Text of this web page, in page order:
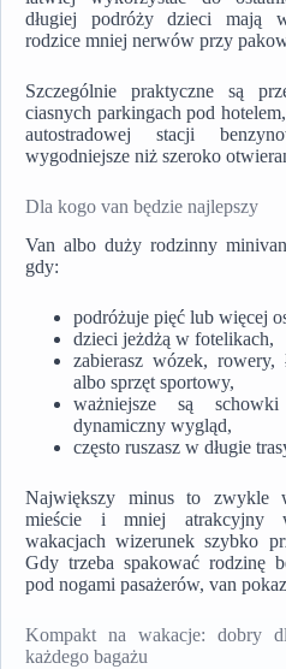
długiej podróży dzieci mają
rodzice mniej nerwów przy
Szczególnie praktyczne są
ciasnych parkingach pod
autostradowej stacji
wygodniejsze niż szeroko
Dla kogo van będzie najlepszy
Van albo duży rodzinny
gdy:
podróżuje pięć lub więcej
dzieci jeżdżą w fotelikach,
zabierasz wózek, rowery,
albo sprzęt sportowy,
ważniejsze są
dynamiczny wygląd,
często ruszasz w długie
Największy minus to zwykle
mieście i mniej atrakcyjny
wakacjach wizerunek szybko
Gdy trzeba spakować rodzinę
pod nogami pasażerów, van
Kompakt na wakacje: dobry
każdego bagażu